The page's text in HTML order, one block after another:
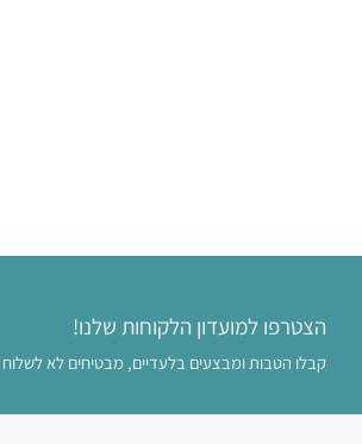
הצטרפו למועדון הלקוחות שלנו!
קבלו הטבות ומבצעים בלעדיים, מבטיחים לא